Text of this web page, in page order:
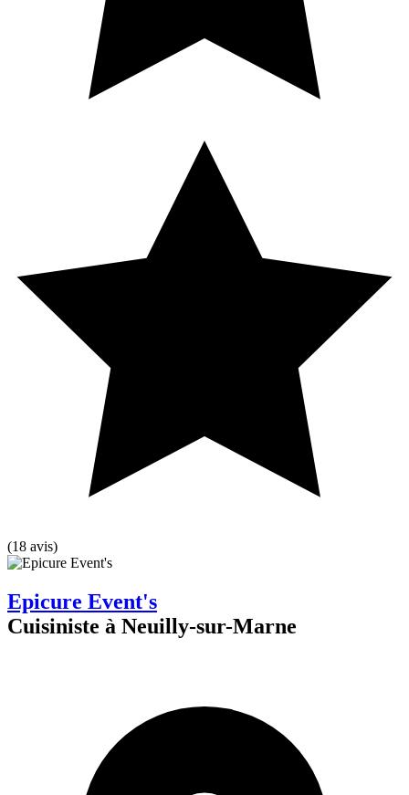
(18 avis)
Epicure Event's
Cuisiniste à Neuilly-sur-Marne